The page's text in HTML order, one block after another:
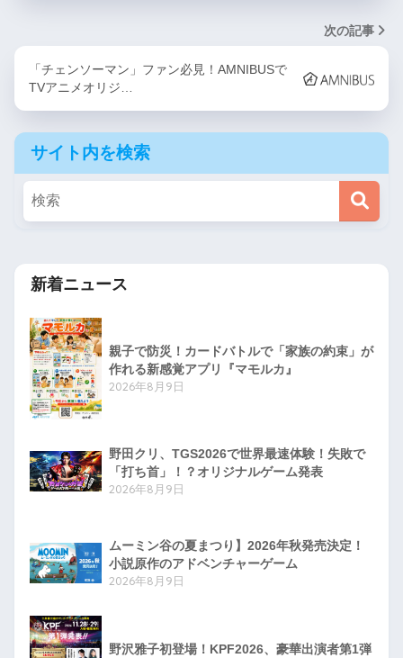
次の記事
「チェンソーマン」ファン必見！AMNIBUSで
TVアニメオリジ…
サイト内を検索
新着ニュース
親子で防災！カードバトルで「家族の約束」が
作れる新感覚アプリ『マモルカ』
2026年8月9日
野田クリ、TGS2026で世界最速体験！失敗で
「打ち首」！？オリジナルゲーム発表
2026年8月9日
ムーミン谷の夏まつり】2026年秋発売決定！
小説原作のアドベンチャーゲーム
2026年8月9日
野沢雅子初登場！KPF2026、豪華出演者第1弾